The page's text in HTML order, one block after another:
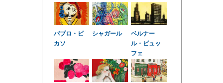
パブロ・ピ
カソ
シャガール
ベルナー
ル・ビュッ
フェ